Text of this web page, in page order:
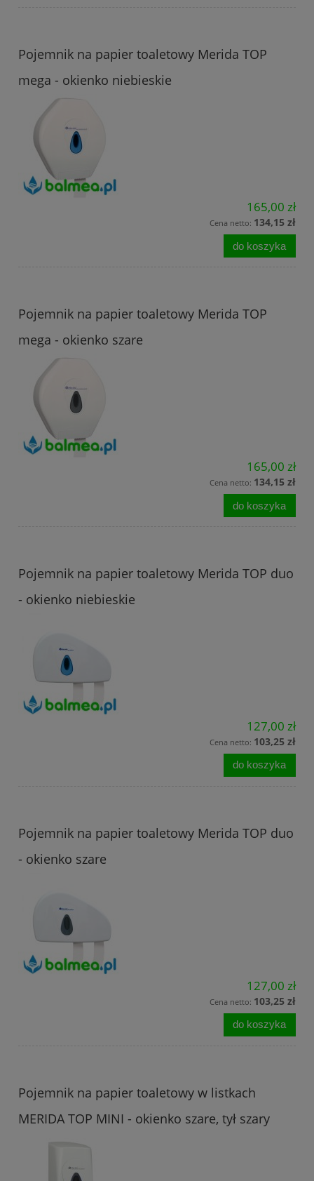
Pojemnik na papier toaletowy Merida TOP
mega - okienko niebieskie
165,00 zł
Cena netto: 134,15 zł
do koszyka
Pojemnik na papier toaletowy Merida TOP
mega - okienko szare
165,00 zł
Cena netto: 134,15 zł
do koszyka
Pojemnik na papier toaletowy Merida TOP duo
- okienko niebieskie
127,00 zł
Cena netto: 103,25 zł
do koszyka
Pojemnik na papier toaletowy Merida TOP duo
- okienko szare
127,00 zł
Cena netto: 103,25 zł
do koszyka
Pojemnik na papier toaletowy w listkach
MERIDA TOP MINI - okienko szare, tył szary